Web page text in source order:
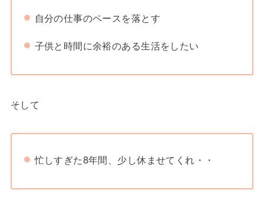
自分の仕事のペースを落とす
子供と時間に余裕のある生活をしたい
そして
忙しすぎた8年間、少し休ませてくれ・・